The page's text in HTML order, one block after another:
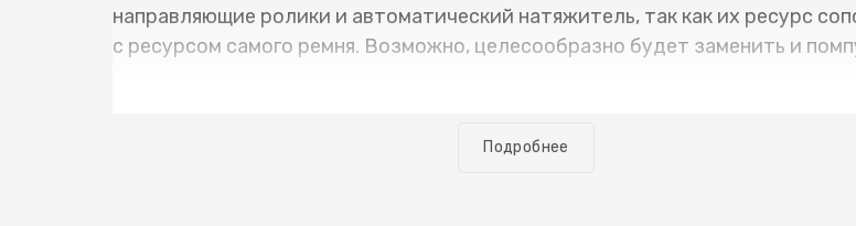
направляющие ролики и автоматический натяжитель, так как их ресурс
с ресурсом самого ремня. Возможно, целесообразно будет заменить и
ГРМ Subaru R1 (Субару R1) не занимает много времени. Обычно автомобиль
Подробнее